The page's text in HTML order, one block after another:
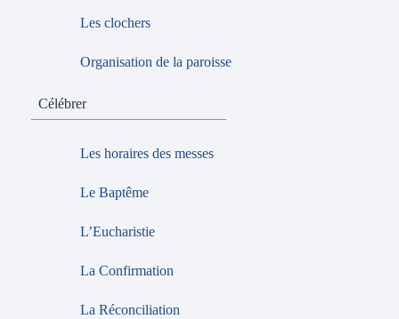
Les clochers
Organisation de la paroisse
Célébrer
Les horaires des messes
Le Baptême
L’Eucharistie
La Confirmation
La Réconciliation